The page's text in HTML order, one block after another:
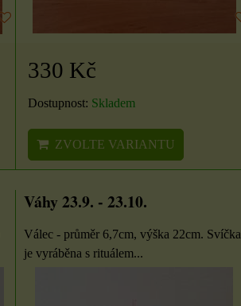
330 Kč
Dostupnost: Skladem
ZVOLTE VARIANTU
Váhy 23.9. - 23.10.
Válec - průměr 6,7cm, výška 22cm. Svíčka
je vyráběna s rituálem...